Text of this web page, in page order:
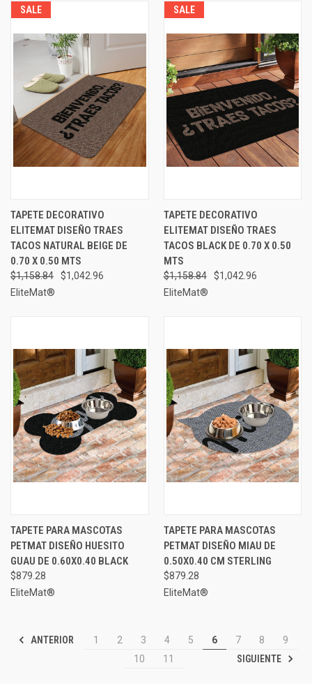
SALE
TAPETE DECORATIVO
ELITEMAT DISEÑO TRAES
TACOS NATURAL BEIGE DE
0.70 X 0.50 MTS
$1,158.84
$1,042.96
EliteMat®
SALE
TAPETE DECORATIVO
ELITEMAT DISEÑO TRAES
TACOS BLACK DE 0.70 X 0.50
MTS
$1,158.84
$1,042.96
EliteMat®
TAPETE PARA MASCOTAS
PETMAT DISEÑO HUESITO
GUAU DE 0.60X0.40 BLACK
$879.28
EliteMat®
TAPETE PARA MASCOTAS
PETMAT DISEÑO MIAU DE
0.50X0.40 CM STERLING
$879.28
EliteMat®
ANTERIOR 1 2 3 4 5 6 7 8
9
10
11 SIGUIENTE